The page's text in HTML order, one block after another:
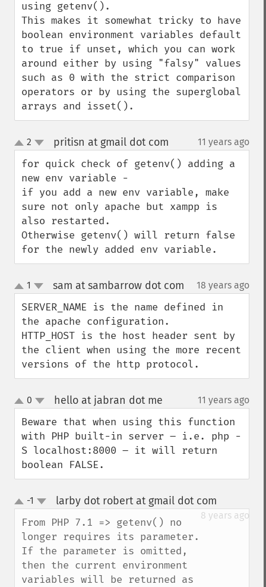
using getenv().
This makes it somewhat tricky to have
boolean environment variables default
to true if unset, which you can work
around either by using "falsy" values
such as 0 with the strict comparison
operators or by using the superglobal
arrays and isset().
up
down
2 pritisn at gmail dot com 11 years ago
for quick check of getenv() adding a
new env variable -
if you add a new env variable, make
sure not only apache but xampp is
also restarted.
Otherwise getenv() will return false
for the newly added env variable.
up
down
1 sam at sambarrow dot com 18 years ago
SERVER_NAME is the name defined in
the apache configuration.
HTTP_HOST is the host header sent by
the client when using the more recent
versions of the http protocol.
up
down
0 hello at jabran dot me 11 years ago
Beware that when using this function
with PHP built-in server – i.e. php -
S localhost:8000 – it will return
boolean FALSE.
up
down
-1 larby dot robert at gmail dot com
8 years ago
From PHP 7.1 => getenv() no
longer requires its parameter.
If the parameter is omitted,
then the current environment
variables will be returned as